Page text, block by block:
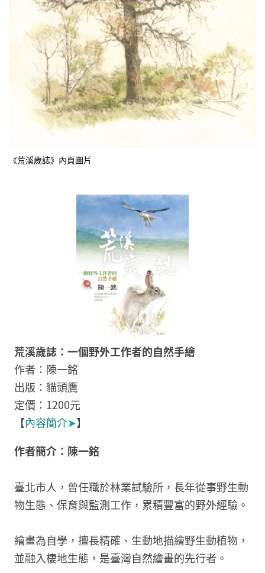
《荒溪歲誌》內頁圖片
荒溪歲誌：一個野外工作者的自然手繪
作者：陳一銘
出版：貓頭鷹
定價：1200元
【內容簡介➤】
作者簡介：陳一銘
臺北市人，曾任職於林業試驗所，長年從事野生動
物生態、保育與監測工作，累積豐富的野外經驗。
繪畫為自學，擅長精確、生動地描繪野生動植物，
並融入棲地生態，是臺灣自然繪畫的先行者。